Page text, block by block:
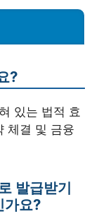
?
있는 법적 효
체결 및 금융
발급받기
가요?